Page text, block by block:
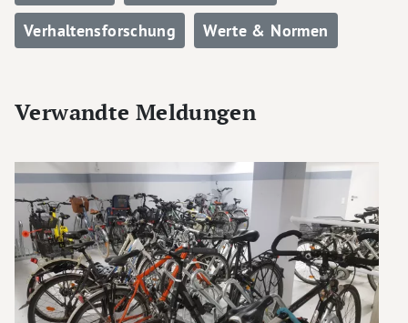
Verhaltensforschung Werte & Normen
Verwandte Meldungen